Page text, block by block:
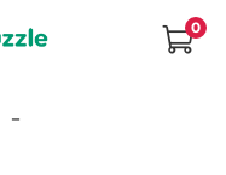
0